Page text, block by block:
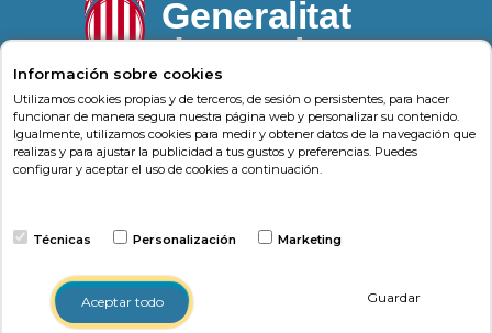
Psonríe Carrer de la Llacuna 162 08018, Barcelona
(Barcelona)-Psonrie.com
Política de cookies
Información sobre cookies
Utilizamos cookies propias y de terceros, de sesión o persistentes, para hacer
funcionar de manera segura nuestra página web y personalizar su contenido.
Igualmente, utilizamos cookies para medir y obtener datos de la navegación que
realizas y para ajustar la publicidad a tus gustos y preferencias. Puedes
configurar y aceptar el uso de cookies a continuación.
Técnicas Personalización Marketing
Aceptar todo Guardar